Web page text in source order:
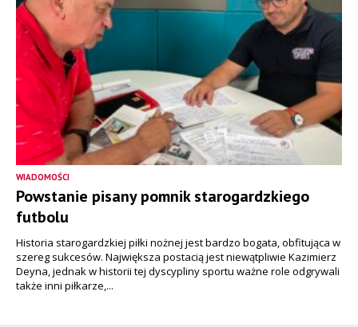
WIADOMOŚCI
Powstanie pisany pomnik starogardzkiego
futbolu
Historia starogardzkiej piłki nożnej jest bardzo bogata, obfitująca w
szereg sukcesów. Największa postacią jest niewątpliwie Kazimierz
Deyna, jednak w historii tej dyscypliny sportu ważne role odgrywali
także inni piłkarze,...